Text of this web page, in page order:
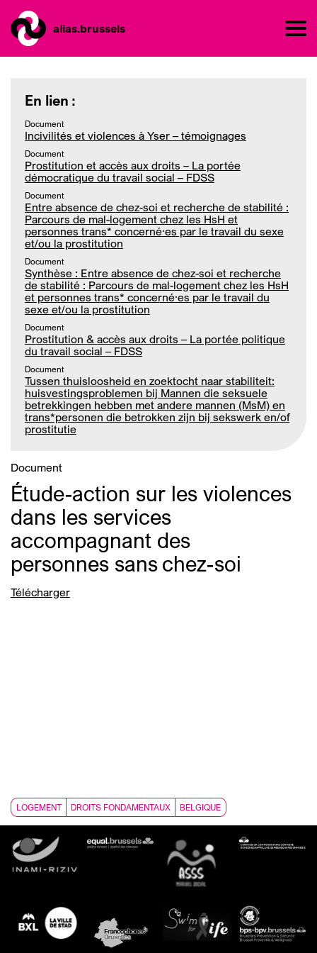
alias.brussels
En lien :
Document
Incivilités et violences à Yser – témoignages
Document
Prostitution et accès aux droits – La portée
démocratique du travail social – FDSS
Document
Entre absence de chez-soi et recherche de stabilité :
Parcours de mal-logement chez les HsH et
personnes trans* concerné·es par le travail du sexe
et/ou la prostitution
Document
Synthèse : Entre absence de chez-soi et recherche
de stabilité : Parcours de mal-logement chez les HsH
et personnes trans* concerné·es par le travail du
sexe et/ou la prostitution
Document
Prostitution & accès aux droits – La portée politique
du travail social – FDSS
Document
Tussen thuisloosheid en zoektocht naar stabiliteit:
huisvestingsproblemen bij Mannen die seksuele
betrekkingen hebben met andere mannen (MsM) en
trans*personen die betrokken zijn bij sekswerk en/of
prostitutie
Document
Étude-action sur les violences
dans les services
accompagnant des
personnes sans chez-soi
Télécharger
LOGEMENT DROITS FONDAMENTAUX BELGIQUE